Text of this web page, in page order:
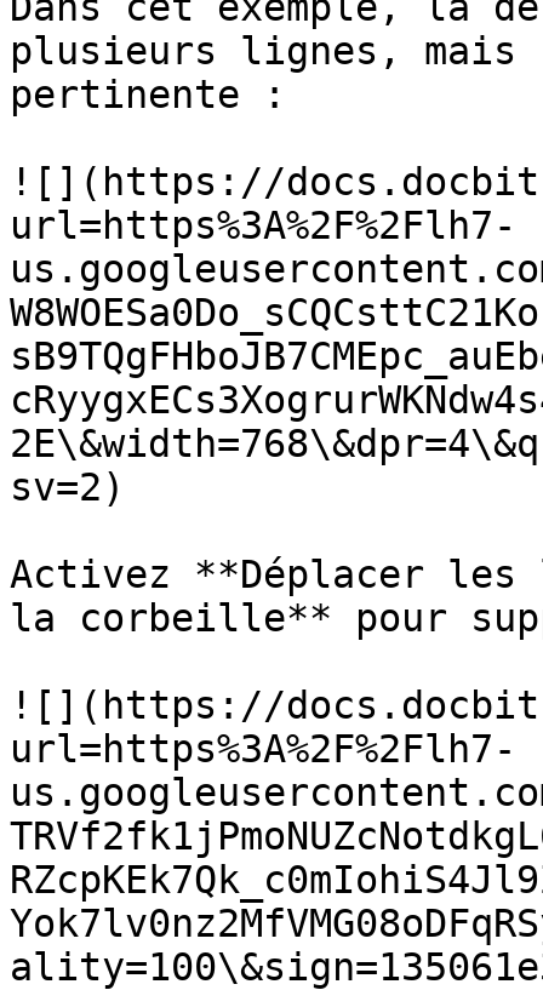
plusieurs lignes,
pertinente :
![](https://
url=https%3A%2F%2Flh7-
sv=2)
Activez **Déplacer les
la corbeille** pour
![](https://
url=https%3A%2F%2Flh7-